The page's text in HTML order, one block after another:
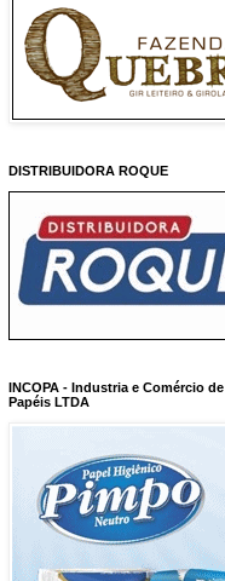
DISTRIBUIDORA ROQUE
INCOPA - Industria e Comércio de
Papéis LTDA